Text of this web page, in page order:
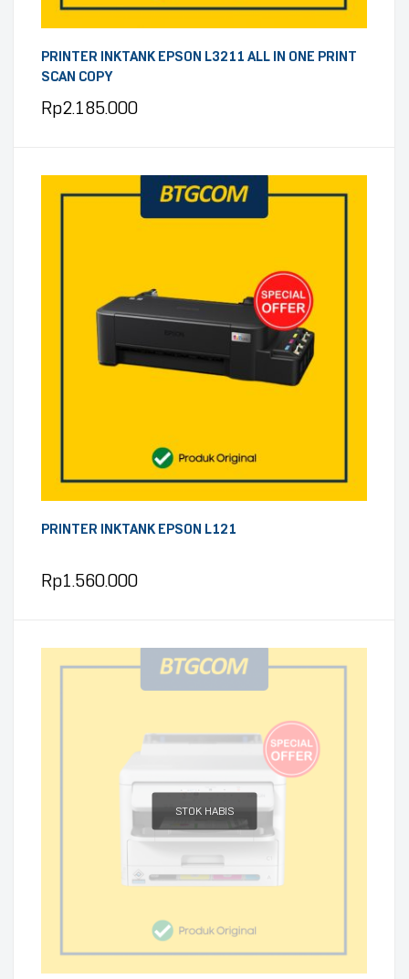
PRINTER INKTANK EPSON L3211 ALL IN ONE PRINT
SCAN COPY
Rp2.185.000
PRINTER INKTANK EPSON L121
Rp1.560.000
STOK HABIS